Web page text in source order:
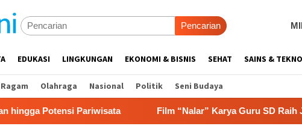
Pencarian
EDUKASI LINGKUNGAN EKONOMI & BISNIS SEHAT SAINS & TEKNO
Ragam Olahraga Nasional Politik Seni Budaya
Pariwisata Film “Nalar” Karya Guru SD Raih Juara 1